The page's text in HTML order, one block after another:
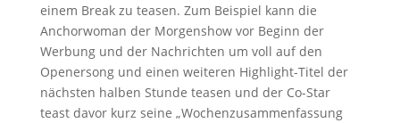
einem Break zu teasen. Zum Beispiel kann die
Anchorwoman der Morgenshow vor Beginn der
Werbung und der Nachrichten um voll auf den
Openersong und einen weiteren Highlight-Titel der
nächsten halben Stunde teasen und der Co-Star
teast davor kurz seine „Wochenzusammenfassung